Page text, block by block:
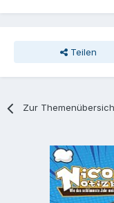
Teilen
Zur